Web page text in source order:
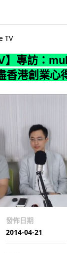
TV
】專訪：
香港創業心
發佈日期
2014-04-21